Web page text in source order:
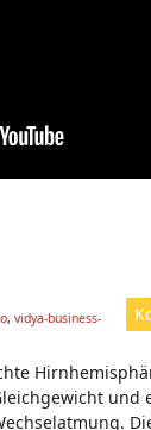
, vidya-business-